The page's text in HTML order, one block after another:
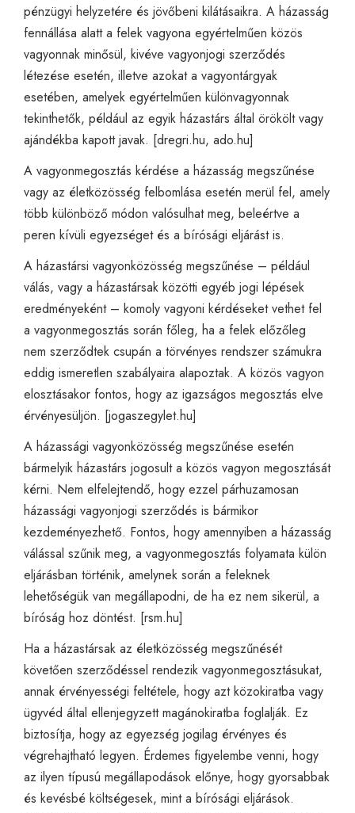
pénzügyi helyzetére és jövőbeni kilátásaikra. A házasság
fennállása alatt a felek vagyona egyértelműen közös
vagyonnak minősül, kivéve vagyonjogi szerződés
létezése esetén, illetve azokat a vagyontárgyak
esetében, amelyek egyértelműen különvagyonnak
tekinthetők, például az egyik házastárs által örökölt vagy
ajándékba kapott javak. [dregri.hu, ado.hu]
A vagyonmegosztás kérdése a házasság megszűnése
vagy az életközösség felbomlása esetén merül fel, amely
több különböző módon valósulhat meg, beleértve a
peren kívüli egyezséget és a bírósági eljárást is.
A házastársi vagyonközösség megszűnése – például
válás, vagy a házastársak közötti egyéb jogi lépések
eredményeként – komoly vagyoni kérdéseket vethet fel
a vagyonmegosztás során főleg, ha a felek előzőleg
nem szerződtek csupán a törvényes rendszer számukra
eddig ismeretlen szabályaira alapoztak. A közös vagyon
elosztásakor fontos, hogy az igazságos megosztás elve
érvényesüljön. [jogaszegylet.hu]
A házassági vagyonközösség megszűnése esetén
bármelyik házastárs jogosult a közös vagyon megosztását
kérni. Nem elfelejtendő, hogy ezzel párhuzamosan
házassági vagyonjogi szerződés is bármikor
kezdeményezhető. Fontos, hogy amennyiben a házasság
válással szűnik meg, a vagyonmegosztás folyamata külön
eljárásban történik, amelynek során a feleknek
lehetőségük van megállapodni, de ha ez nem sikerül, a
bíróság hoz döntést. [rsm.hu]
Ha a házastársak az életközösség megszűnését
követően szerződéssel rendezik vagyonmegosztásukat,
annak érvényességi feltétele, hogy azt közokiratba vagy
ügyvéd által ellenjegyzett magánokiratba foglalják. Ez
biztosítja, hogy az egyezség jogilag érvényes és
végrehajtható legyen. Érdemes figyelembe venni, hogy
az ilyen típusú megállapodások előnye, hogy gyorsabbak
és kevésbé költségesek, mint a bírósági eljárások.